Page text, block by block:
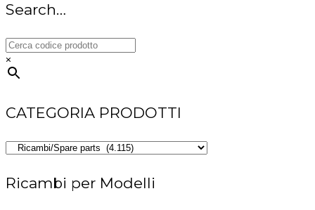
Search…
×
CATEGORIA PRODOTTI
Ricambi per Modelli